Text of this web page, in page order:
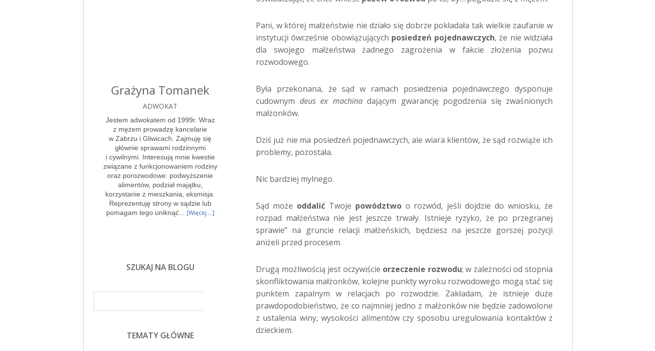
Pani, w której małżeństwie nie działo się dobrze pokładała tak wielkie zaufanie w
instytucji ówcześnie obowiązujących posiedzeń pojednawczych, że nie widziała
dla swojego małżeństwa żadnego zagrożenia w fakcie złożenia pozwu
rozwodowego.
Była przekonana, że sąd w ramach posiedzenia pojednawczego dysponuje
cudownym deus ex machinadającym gwarancję pogodzenia się zwaśnionych
małżonków.
Dziś już nie ma posiedzeń pojednawczych, ale wiara klientów, że sąd rozwiąże ich
problemy, pozostała.
Nic bardziej mylnego.
Sąd może oddalićTwoje powództwoo rozwód, jeśli dojdzie do wniosku, że
rozpad małżeństwa nie jest jeszcze trwały. Istnieje ryzyko, że po przegranej
sprawie” na gruncie relacji małżeńskich, będziesz na jeszcze gorszej pozycji
aniżeli przed procesem.
Drugą możliwością jest oczywiście orzeczenie rozwodu; w zależności od stopnia
skonfliktowania małżonków, kolejne punkty wyroku rozwodowego mogą stać się
punktem zapalnym w relacjach po rozwodzie. Zakładam, że istnieje duże
prawdopodobieństwo, że co najmniej jedno z małżonków nie będzie zadowolone
z ustalenia winy, wysokości alimentów czy sposobu uregulowania kontaktów z
dzieckiem.
Grażyna Tomanek
ADWOKAT
Jestem adwokatem od 1999r. Wraz
z mężem prowadzę kancelarie
w Zabrzu i Gliwicach. Zajmuję się
głównie sprawami rodzinnymi
i cywilnymi. Interesują mnie kwestie
związane z funkcjonowaniem rodziny
oraz porozwodowe: podwyższenie
alimentów, podział majątku,
korzystanie z mieszkania, eksmisja.
Reprezentuję strony w sądzie lub
pomagam tego uniknąć... [Więcej ...]
SZUKAJ NA BLOGU
TEMATY GŁÓWNE